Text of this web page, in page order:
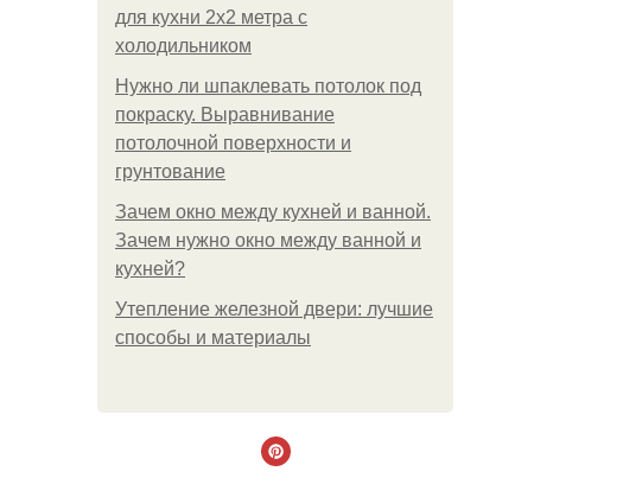
для кухни 2х2 метра с
холодильником
Нужно ли шпаклевать потолок под
покраску. Выравнивание
потолочной поверхности и
грунтование
Зачем окно между кухней и ванной.
Зачем нужно окно между ванной и
кухней?
Утепление железной двери: лучшие
способы и материалы